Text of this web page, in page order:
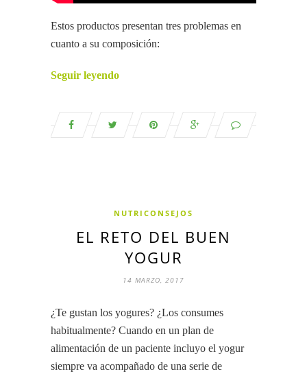
Estos productos presentan tres problemas en
cuanto a su composición:
Seguir leyendo
NUTRICONSEJOS
EL RETO DEL BUEN
YOGUR
14 MARZO, 2017
¿Te gustan los yogures? ¿Los consumes
habitualmente? Cuando en un plan de
alimentación de un paciente incluyo el yogur
siempre va acompañado de una serie de